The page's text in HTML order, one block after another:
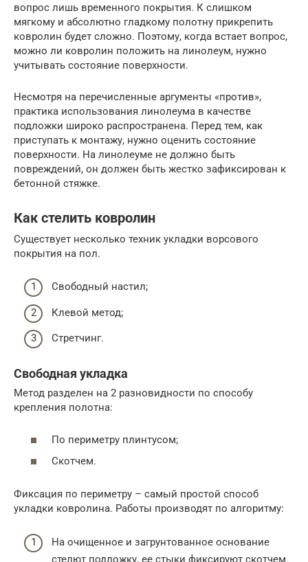
вопрос лишь временного покрытия. К слишком
мягкому и абсолютно гладкому полотну прикрепить
ковролин будет сложно. Поэтому, когда встает вопрос,
можно ли ковролин положить на линолеум, нужно
учитывать состояние поверхности.
Несмотря на перечисленные аргументы «против»,
практика использования линолеума в качестве
подложки широко распространена. Перед тем, как
приступать к монтажу, нужно оценить состояние
поверхности. На линолеуме не должно быть
повреждений, он должен быть жестко зафиксирован к
бетонной стяжке.
Как стелить ковролин
Существует несколько техник укладки ворсового
покрытия на пол.
Свободный настил;
Клевой метод;
Стретчинг.
Свободная укладка
Метод разделен на 2 разновидности по способу
крепления полотна:
По периметру плинтусом;
Скотчем.
Фиксация по периметру – самый простой способ
укладки ковролина. Работы производят по алгоритму:
На очищенное и загрунтованное основание
стелют подложку, ее стыки фиксируют скотчем.